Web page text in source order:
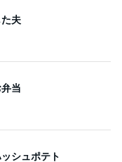
夫
当
シュポテト